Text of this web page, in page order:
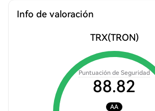
Info de valoración
TRX(TRON)
Puntuación de Seguridad
88.82
AA